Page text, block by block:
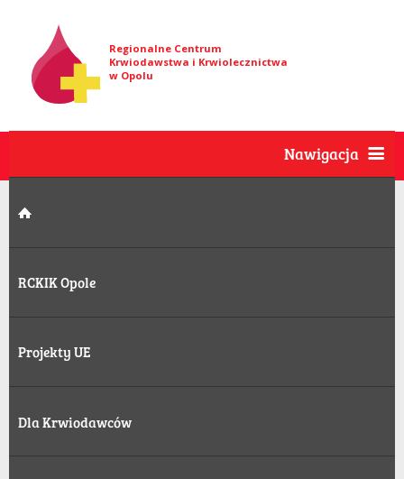
Regionalne Centrum
Krwiodawstwa i Krwiolecznictwa
w Opolu
Nawigacja
RCKIK Opole
Projekty UE
Dla Krwiodawców